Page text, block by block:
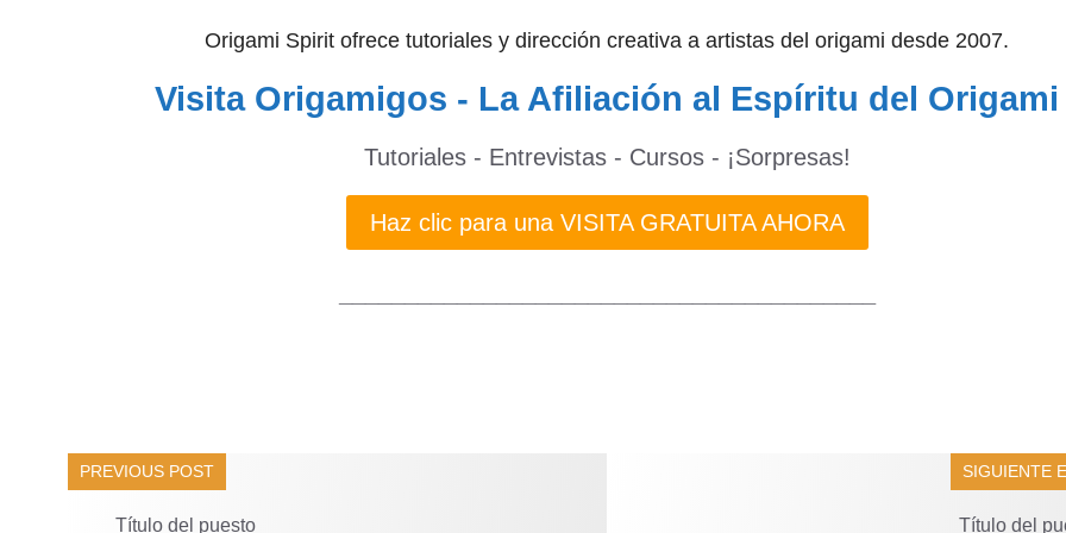
Origami Spirit ofrece tutoriales y dirección creativa a artistas del origami desde 2007.
Visita Origamigos - La Afiliación al Espíritu del Origami
Tutoriales - Entrevistas - Cursos - ¡Sorpresas!
Haz clic para una VISITA GRATUITA AHORA
PREVIOUS POST
Título del puesto
SIGUIENTE
Título del